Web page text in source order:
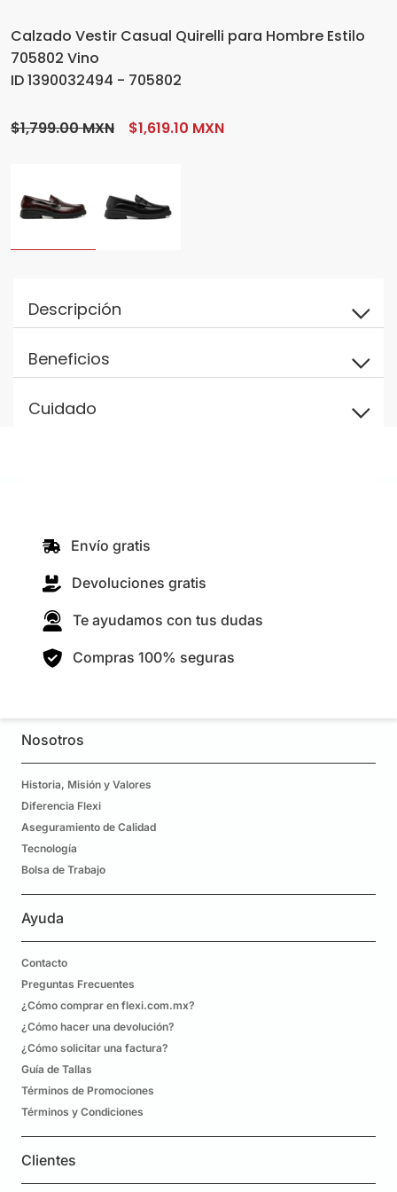
Calzado Vestir Casual Quirelli para Hombre Estilo
705802 Vino
ID 1390032494 - 705802
$1,799.00 MXN $1,619.10 MXN
Descripción
Beneficios
Cuidado
Envío gratis
Devoluciones gratis
Te ayudamos con tus dudas
Compras 100% seguras
Nosotros
Historia, Misión y Valores
Diferencia Flexi
Aseguramiento de Calidad
Tecnología
Bolsa de Trabajo
Ayuda
Contacto
Preguntas Frecuentes
¿Cómo comprar en flexi.com.mx?
¿Cómo hacer una devolución?
¿Cómo solicitar una factura?
Guía de Tallas
Términos de Promociones
Términos y Condiciones
Clientes